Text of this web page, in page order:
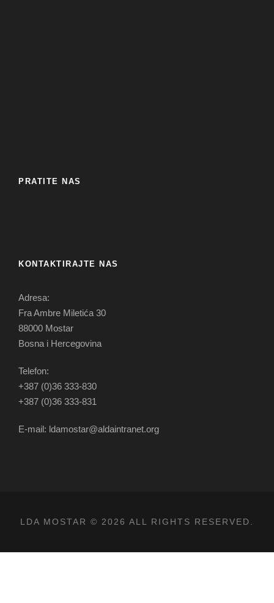
PRATITE NAS
KONTAKTIRAJTE NAS
Adresa:
Fra Ambre Miletića 30
88000 Mostar
Bosna i Hercegovina
Telefon:
+387 (0)36 333-830
+387 (0)36 333-831
E-mail: ldamostar@aldaintranet.org
LDA MOSTAR © 2026 ALL RIGHTS RESERVED.